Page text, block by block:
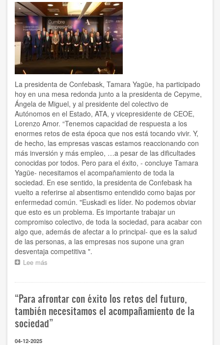
un
menor
número
de
empresas
que
hace
un
año
La presidenta de Confebask, Tamara Yagüe, ha participado
hoy en una mesa redonda junto a la presidenta de Cepyme,
Ángela de Miguel, y al presidente del colectivo de
Autónomos en el Estado, ATA, y vicepresidente de CEOE,
Lorenzo Amor. “Tenemos capacidad de respuesta a los
enormes retos de esta época que nos está tocando vivir. Y,
de hecho, las empresas vascas estamos reaccionando con
más inversión y más empleo, …a pesar de las dificultades
conocidas por todos. Pero para el éxito, - concluye Tamara
Yagüe- necesitamos el acompañamiento de toda la
sociedad. En ese sentido, la presidenta de Confebask ha
vuelto a referirse al absentismo entendido como bajas por
enfermedad común. "Euskadi es líder. No podemos obviar
que esto es un problema. Es importante trabajar un
compromiso colectivo, de toda la sociedad, para acabar con
algo que, además de afectar a lo principal- que es la salud
de las personas, a las empresas nos supone una gran
desventaja competitiva ".
Lee más
de
permanente
incertidumbre
y
“Para afrontar con éxito los retos del futuro,
también necesitamos el acompañamiento de la
sociedad”
04-12-2025